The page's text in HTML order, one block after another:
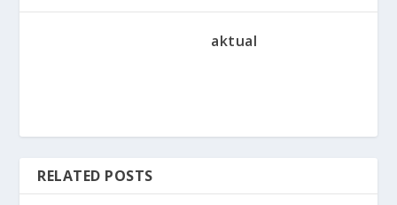
aktual
RELATED POSTS